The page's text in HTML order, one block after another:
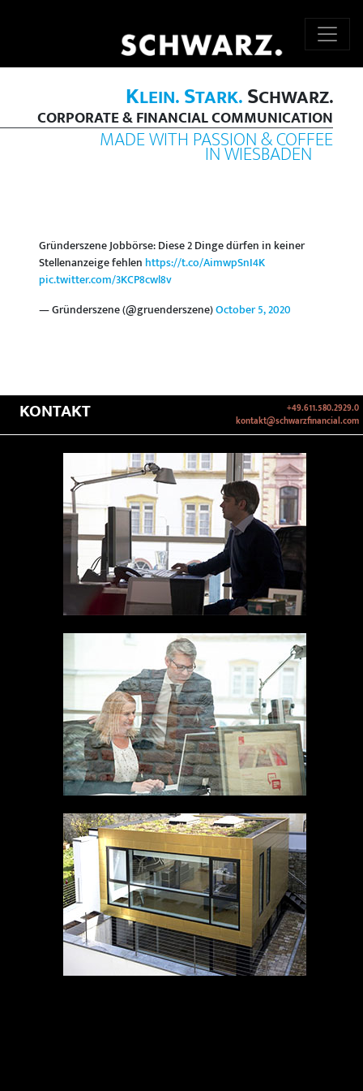
KLEIN.STARK.SCHWARZ.
CORPORATE & FINANCIAL COMMUNICATION
MADE WITH PASSION & COFFEE
IN WIESBADEN
Gründerszene Jobbörse: Diese 2 Dinge dürfen in keiner
Stellenanzeige fehlen https://t.co/AimwpSnI4K
pic.twitter.com/3KCP8cwl8v
— Gründerszene (@gruenderszene)October 5, 2020
KONTAKT
+49.611.580.2929.0
kontakt@schwarzfinancial.com